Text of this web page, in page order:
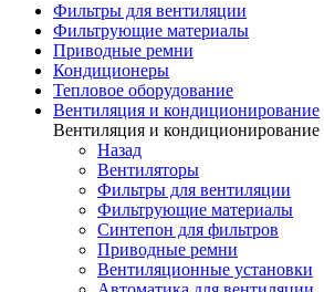
Фильтры для вентиляции
Фильтрующие материалы
Приводные ремни
Кондиционеры
Тепловое оборудование
Вентиляция и кондиционирование
Вентиляция и кондиционирование
Назад
Вентиляторы
Фильтры для вентиляции
Фильтрующие материалы
Синтепон для фильтров
Приводные ремни
Вентиляционные установки